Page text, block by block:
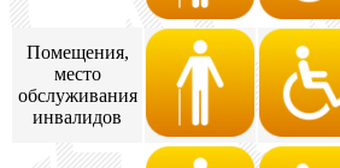
Помещения,
место
обслуживания
инвалидов